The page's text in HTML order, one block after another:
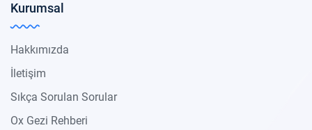
Kurumsal
Hakkımızda
İletişim
Sıkça Sorulan Sorular
Ox Gezi Rehberi